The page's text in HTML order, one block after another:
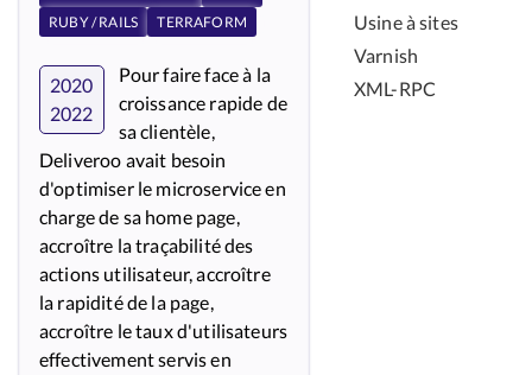
RUBY / RAILS
TERRAFORM
2020
2022
Pour faire face à la
croissance rapide de
sa clientèle,
Deliveroo avait besoin
d'optimiser le microservice en
charge de sa home page,
accroître la traçabilité des
actions utilisateur, accroître
la rapidité de la page,
accroître le taux d'utilisateurs
effectivement servis en
Usine à sites
Varnish
XML-RPC